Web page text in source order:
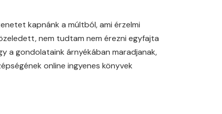
kapnánk a múltból, ami érzelmi
nem tudtam nem érezni egyfajta
a gondolataink árnyékában maradjanak,
online ingyenes könyvek